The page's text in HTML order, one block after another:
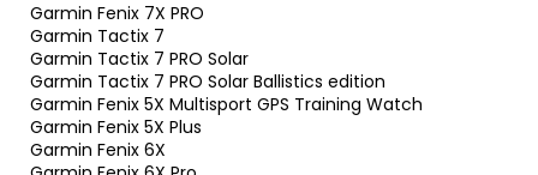
Garmin Fenix 7X PRO
Garmin Tactix 7
Garmin Tactix 7 PRO Solar
Garmin Tactix 7 PRO Solar Ballistics edition
Garmin Fenix 5X Multisport GPS Training Watch
Garmin Fenix 5X Plus
Garmin Fenix 6X